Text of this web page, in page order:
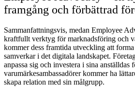
framgång och förbättrad
Sammanfattningsvis, medan Employee
kraftfullt verktyg för marknadsföring och
kommer dess framtida utveckling att
samverkar i det digitala landskapet.
anpassa sig och investera i sina anställdas
varumärkesambassadörer kommer ha
skapa relation med sin målgrupp.